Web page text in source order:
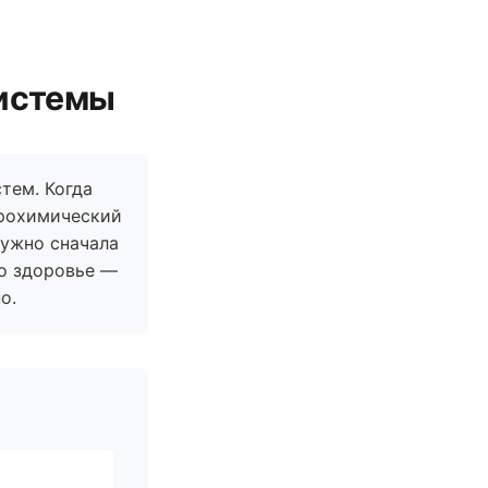
Когда
сначала
здоровье —